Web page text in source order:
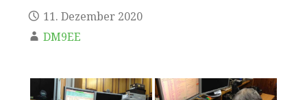
11. Dezember 2020
DM9EE